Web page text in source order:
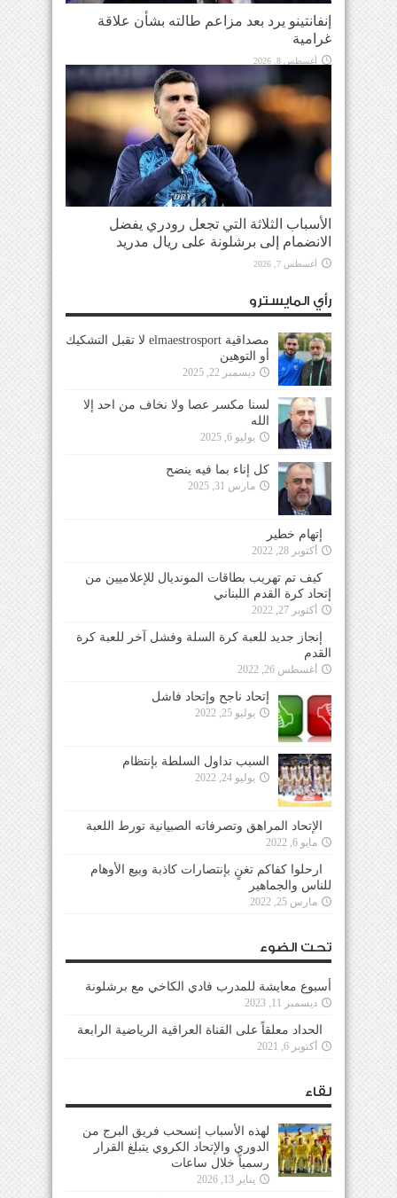
إنفانتينو يرد بعد مزاعم طالته بشأن علاقة
غرامية
أغسطس 8, 2026
الأسباب الثلاثة التي تجعل رودري يفضل
الانضمام إلى برشلونة على ريال مدريد
أغسطس 7, 2026
رأي المايسترو
مصداقية elmaestrosport لا تقبل التشكيك
أو التوهين
ديسمبر 22, 2025
لسنا مكسر عصا ولا نخاف من احد إلا
الله
يوليو 6, 2025
كل إناء بما فيه ينضح
مارس 31, 2025
إتهام خطير
أكتوبر 28, 2022
كيف تم تهريب بطاقات المونديال للإعلاميين من
إتحاد كرة القدم اللبناني
أكتوبر 27, 2022
إنجاز جديد للعبة كرة السلة وفشل آخر للعبة كرة
القدم
أغسطس 26, 2022
إتحاد ناجح وإتحاد فاشل
يوليو 25, 2022
السبب تداول السلطة بإنتظام
يوليو 24, 2022
الإتحاد المراهق وتصرفاته الصبيانية تورط اللعبة
مايو 6, 2022
ارحلوا كفاكم تغنٍ بإنتصارات كاذبة وبيع الأوهام
للناس والجماهير
مارس 25, 2022
تحت الضوء
أسبوع معايشة للمدرب فادي الكاخي مع برشلونة
ديسمبر 11, 2023
الحداد معلقاً على القناة العراقية الرياضية الرابعة
أكتوبر 6, 2021
لقاء
لهذه الأسباب إنسحب فريق البرج من
الدوري والإتحاد الكروي يتبلغ القرار
رسمياً خلال ساعات
يناير 13, 2026